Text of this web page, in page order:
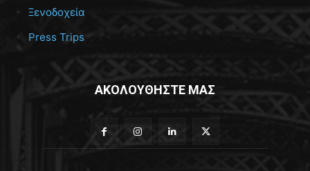
Ξενοδοχεία
Press Trips
ΑΚΟΛΟΥΘΗΣΤΕ ΜΑΣ